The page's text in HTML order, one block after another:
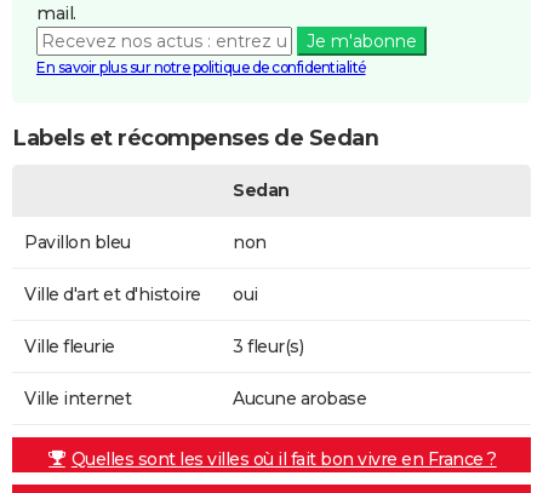
mail.
Je m'abonne
En savoir plus sur notre politique de confidentialité
Labels et récompenses de Sedan
Sedan
Pavillon bleu non
Ville d'art et d'histoire oui
Ville fleurie 3 fleur(s)
Ville internet Aucune arobase
Quelles sont les villes où il fait bon vivre en France ?